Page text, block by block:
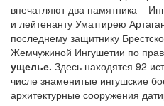
впечатляют два памятника –
и лейтенанту Уматгирею
последнему защитнику
Жемчужиной Ингушетии по
ущелье. Здесь находятся 92
числе знаменитые ингушские
архитектурные сооружения